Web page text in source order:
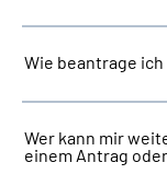
Leichte
Wie beantrage
Wer kann mir
einem Antrag